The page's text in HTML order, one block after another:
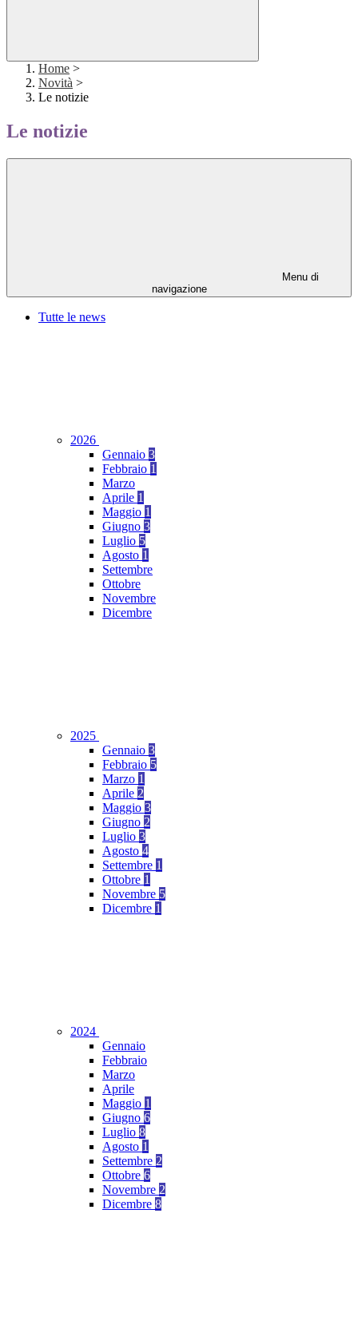
Home >
Novità >
Le notizie
Le notizie
Menu di
navigazione
Tutte le news
2026
Gennaio 3
Febbraio 1
Marzo
Aprile 1
Maggio 1
Giugno 3
Luglio 5
Agosto 1
Settembre
Ottobre
Novembre
Dicembre
2025
Gennaio 3
Febbraio 5
Marzo 1
Aprile 2
Maggio 3
Giugno 2
Luglio 3
Agosto 4
Settembre 1
Ottobre 1
Novembre 5
Dicembre 1
2024
Gennaio
Febbraio
Marzo
Aprile
Maggio 1
Giugno 6
Luglio 8
Agosto 1
Settembre 2
Ottobre 6
Novembre 2
Dicembre 8